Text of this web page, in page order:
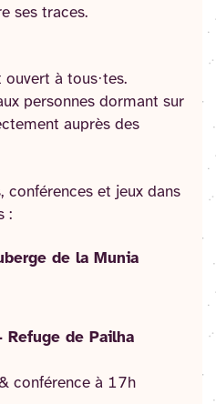
ses traces.
à tous·tes.
personnes dormant sur
auprès des
conférences et jeux dans
:
de la Munia
de Pailha
conférence à 17h